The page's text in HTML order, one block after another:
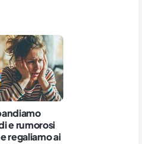
e rumorosi
regaliamo ai